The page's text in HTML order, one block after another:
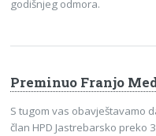
godišnjeg odmora.
Preminuo Franjo
S tugom vas obavještavamo
član HPD Jastrebarsko preko